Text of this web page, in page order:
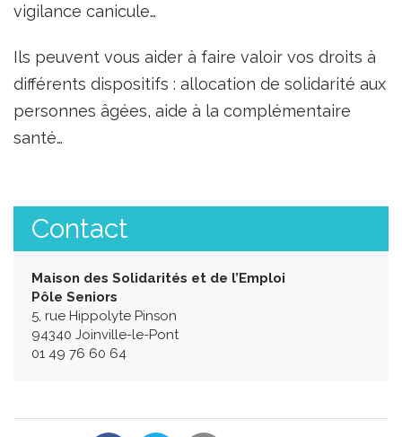
vigilance canicule…
Ils peuvent vous aider à faire valoir vos droits à
différents dispositifs : allocation de solidarité aux
personnes âgées, aide à la complémentaire
santé…
Contact
Maison des Solidarités et de l’Emploi
Pôle Seniors
5, rue Hippolyte Pinson
94340 Joinville-le-Pont
01 49 76 60 64